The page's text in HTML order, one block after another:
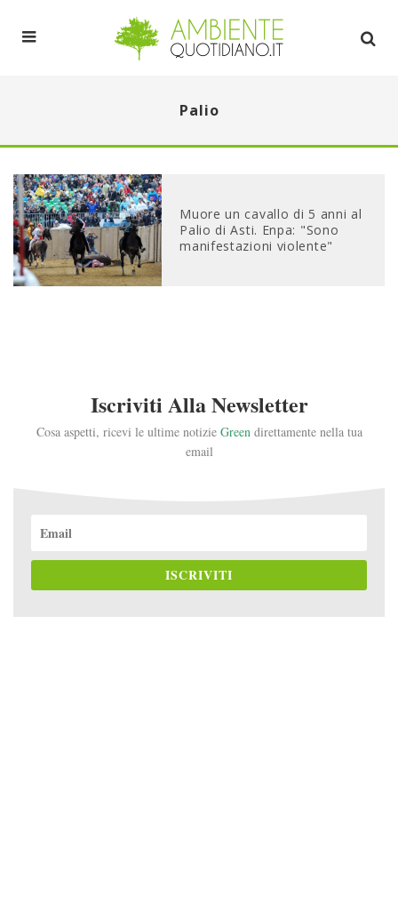
Palio
Muore un cavallo di 5 anni al
Palio di Asti. Enpa: "Sono
manifestazioni violente"
Iscriviti Alla Newsletter
Cosa aspetti, ricevi le ultime notizie Green direttamente nella tua
email
ISCRIVITI